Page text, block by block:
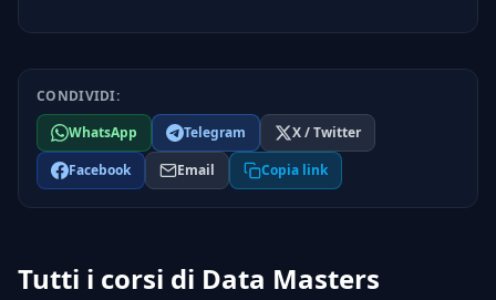
CONDIVIDI:
WhatsApp
Telegram
X / Twitter
Facebook
Email Copia link
Tutti i corsi di Data Masters